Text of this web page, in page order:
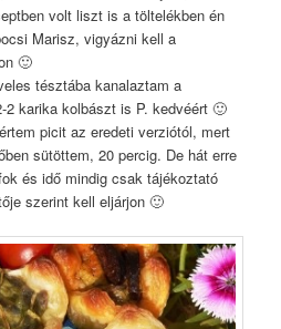
volt liszt is a töltelékben én
Marisz, vigyázni kell a
🙂
tésztába kanalaztam a
karika kolbászt is P. kedvéért 🙂
picit az eredeti verziótól, mert
sütöttem, 20 percig. De hát erre
és idő mindig csak tájékoztató
szerint kell eljárjon 🙂